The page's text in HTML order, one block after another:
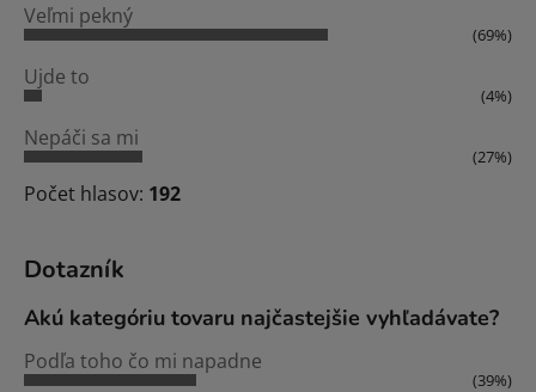
Veľmi pekný
(69%)
Ujde to
(4%)
Nepáči sa mi
(27%)
Počet hlasov: 192
Dotazník
Akú kategóriu tovaru najčastejšie vyhľadávate?
Podľa toho čo mi napadne
(39%)